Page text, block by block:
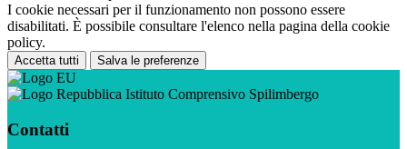
I cookie necessari per il funzionamento non possono essere
disabilitati. È possibile consultare l'elenco nella pagina della cookie
policy.
Accetta tutti Salva le preferenze
Istituto Comprensivo Spilimbergo
Contatti